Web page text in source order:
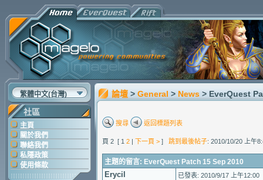
繁體中文(台灣)
社區
主頁
關於我們
聯絡我們
私隱政策
使用條款
論壇 > General > News > EverQuest
搜尋 返回標題列表
頁 2 [ 1 2 | 下一頁 > ] 跳到最後帖子: 2010/10/20 上午
主題的留言: EverQuest Patch 15 Sep 2010
Erycil 已發表: 2010/9/17 上午12:00